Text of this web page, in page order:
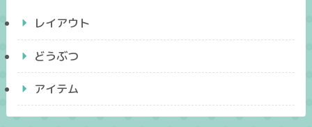
レイアウト
どうぶつ
アイテム